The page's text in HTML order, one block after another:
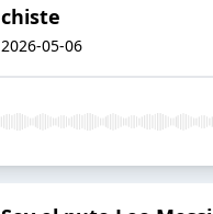
chiste
2026-05-06